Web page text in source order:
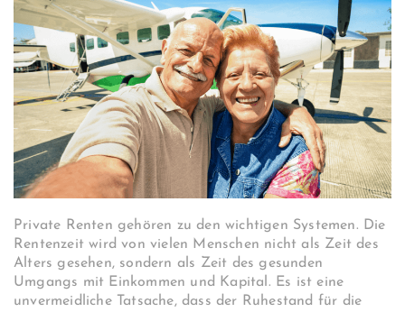
Private Renten gehören zu den wichtigen Systemen. Die
Rentenzeit wird von vielen Menschen nicht als Zeit des
Alters gesehen, sondern als Zeit des gesunden
Umgangs mit Einkommen und Kapital. Es ist eine
unvermeidliche Tatsache, dass der Ruhestand für die